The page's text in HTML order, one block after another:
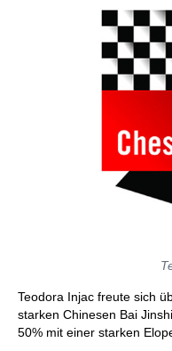
Teodora Injac freute sich
starken Chinesen Bai
50% mit einer starken